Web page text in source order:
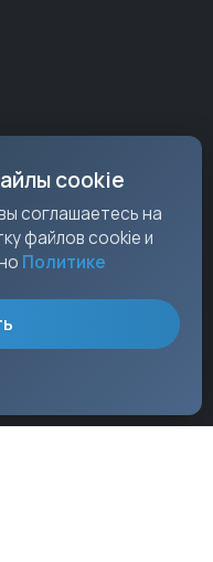
cookie
соглашаетесь на
файлов cookie и
Политике